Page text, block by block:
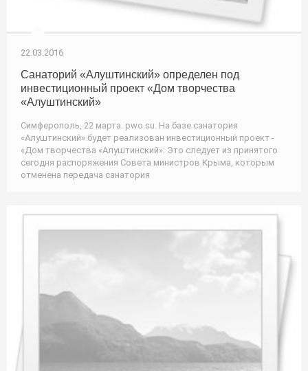
22.03.2016
Санаторий «Алуштинский» определен под
инвестиционный проект «Дом творчества
«Алуштинский»
Симферополь, 22 марта. pwo.su. На базе санатория
«Алуштинский» будет реализован инвестиционный проект -
«Дом творчества «Алуштинский». Это следует из принятого
сегодня распоряжения Совета министров Крыма, которым
отменена передача санатория